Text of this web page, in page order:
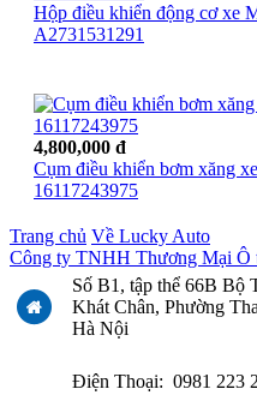
Hộp điều khiển động cơ xe
A2731531291
4,800,000 đ
Cụm điều khiển bơm xăng
16117243975
Trang chủ Về Lucky Auto
Công ty TNHH Thương Mại Ô
Số B1, tập thể 66B Bộ
Khát Chân, Phường
Hà Nội
Điện Thoại: 0981 223